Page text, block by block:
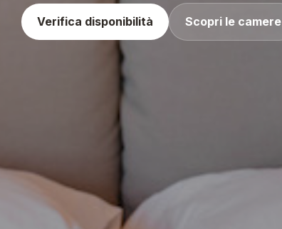
Verifica disponibilità Scopri le camere